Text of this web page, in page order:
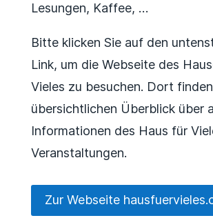
Lesungen, Kaffee, …​
Bitte klicken Sie auf den
Link, um die Webseite des
Vieles zu besuchen. Dort
übersichtlichen Überblick über
Informationen des Haus für
Veranstaltungen.
Zur Webseite